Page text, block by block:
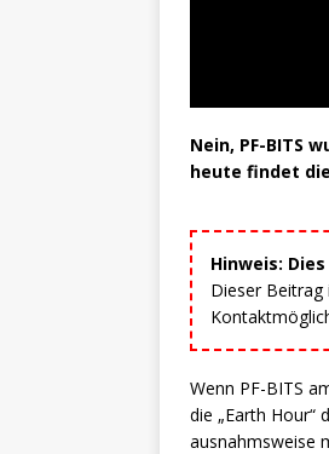
Nein, PF-BITS
heute findet
Hinweis:
Dieser Beitrag
Wenn PF-BITS
die „Earth Hour“
ausnahmsweise